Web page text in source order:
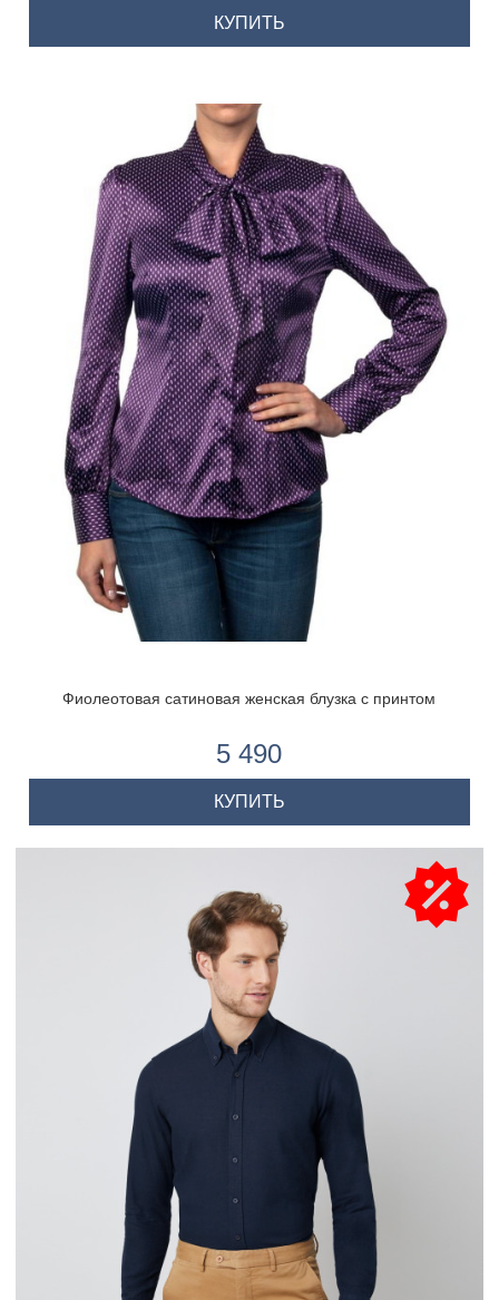
КУПИТЬ
Фиолеотовая сатиновая женская блузка с принтом
5 490
КУПИТЬ